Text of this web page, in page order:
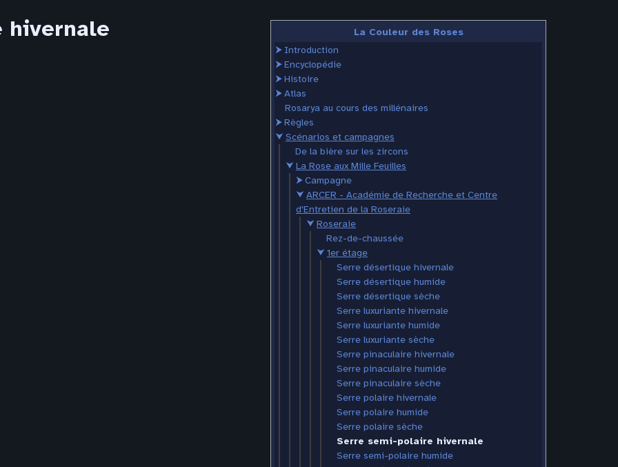
La Couleur des Roses
⮞ Introduction
⮞Encyclopédie
⮞Histoire
⮞Atlas
Rosarya au cours des millénaires
⮞Règles
⮟ Scénarios et campagnes
De la bière sur les zircons
⮟ La Rose aux Mille Feuilles
⮞Campagne
⮟ ARCER - Académie de Recherche et Centre
d'Entretien de la Roseraie
⮟ Roseraie
Rez-de-chaussée
⮟ 1er étage
Serre désertique hivernale
Serre désertique humide
Serre désertique sèche
Serre luxuriante hivernale
Serre luxuriante humide
Serre luxuriante sèche
Serre pinaculaire hivernale
Serre pinaculaire humide
Serre pinaculaire sèche
Serre polaire hivernale
Serre polaire humide
Serre polaire sèche
Serre semi-polaire hivernale
Serre semi-polaire humide
hivernale